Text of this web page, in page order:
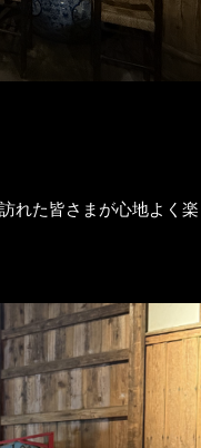
れた皆さまが心地よく